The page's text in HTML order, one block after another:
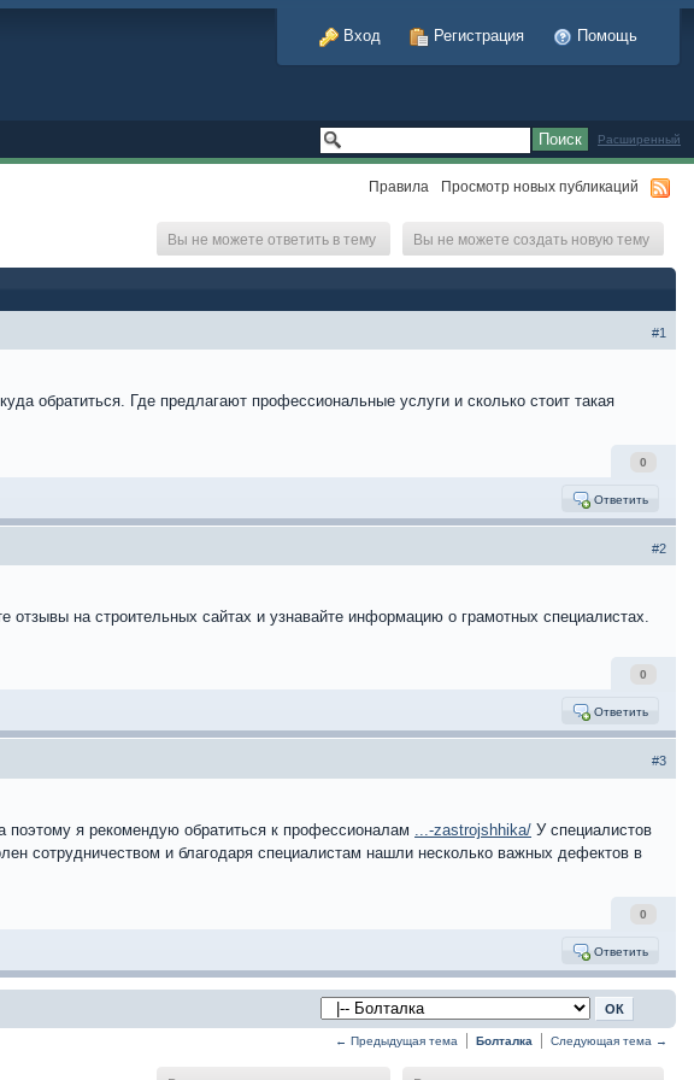
Вход Регистрация Помощь
Расширенный
Правила Просмотр новых публикаций
Вы не можете создать новую тему
Вы не можете ответить в тему
#1
обратиться. Где предлагают профессиональные услуги и сколько стоит такая
0
Ответить
#2
на строительных сайтах и узнавайте информацию о грамотных специалистах.
0
Ответить
#3
поэтому я рекомендую обратиться к профессионалам ...-zastrojshhika/ У специалистов
сотрудничеством и благодаря специалистам нашли несколько важных дефектов в
0
Ответить
← Предыдущая тема Болталка Следующая тема →